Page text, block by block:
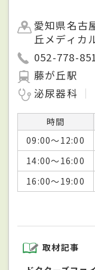
愛知県名古
丘メディカ
052-778-
藤が丘駅
泌尿器科
時間
09:00～12:00
14:00～16:00
16:00～19:00
取材記事